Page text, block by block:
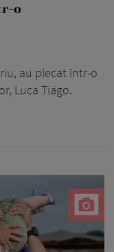
o
au plecat într-o
Luca Tiago.